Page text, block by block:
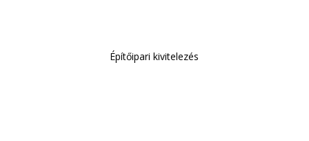
Építőipari kivitelezés